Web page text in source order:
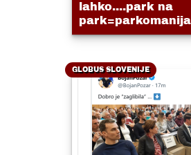
lahko....park na
GLOBUS SLOVENIJE